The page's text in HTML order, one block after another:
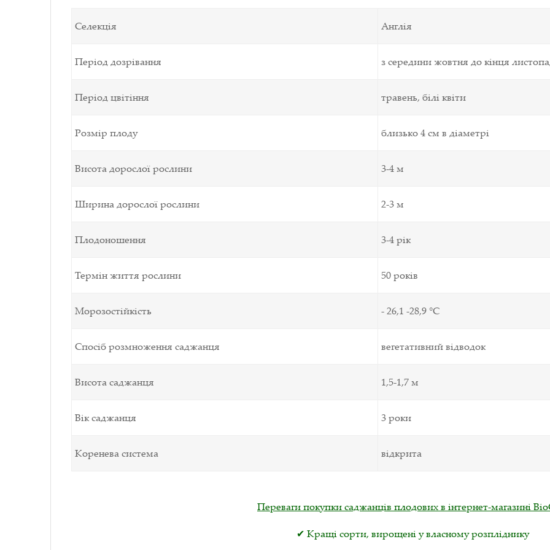
Селекція Англія
Період дозрівання з середини жовтня до кінця
Період цвітіння травень, білі квіти
Розмір плоду близько 4 см в діаметрі
Висота дорослої рослини 3-4 м
Ширина дорослої рослини 2-3 м
Плодоношення 3-4 рік
Термін життя рослини 50 років
Морозостійкість - 26,1 -28,9 °C
Спосіб розмноження саджанця вегетативний відводок
Висота саджанця 1,5-1,7 м
Вік саджанця 3 роки
Коренева система відкрита
Переваги покупки саджанців плодових в інтернет-магазині
✔ Кращі сорти, вирощені у власному розпліднику